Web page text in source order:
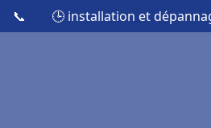
📞 🕒 installation et